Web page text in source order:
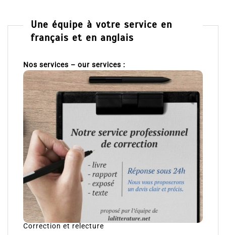
Une équipe à votre service en
français et en anglais
Nos services – our services :
Correction et relecture